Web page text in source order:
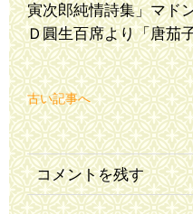
寅次郎純情詩集」マド
Ｄ圓生百席より「唐茄
古い記事へ
コメントを残す